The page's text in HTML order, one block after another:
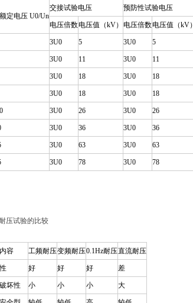
定电压 U0/Un
交接试验电压 预防性试验电压
电压倍数电压值（kV） 电压倍数电压值（kV）
3U0 5 3U0 5
3U0 11 3U0 11
3U0 18 3U0 18
3U0 18 3U0 18
3U0 26 3U0 26
3U0 36 3U0 36
3U0 63 3U0 63
3U0 78 3U0 78
压试验的比较
容 工频耐压变频耐压0.1Hz耐压直流耐压
好 好 好 差
坏性 小 小 小 大